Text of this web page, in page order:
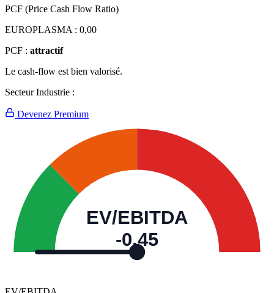
PCF (Price Cash Flow Ratio)
EUROPLASMA : 0,00
PCF : attractif
Le cash-flow est bien valorisé.
Secteur Industrie :
Devenez Premium
EV/EBITDA
-0,45